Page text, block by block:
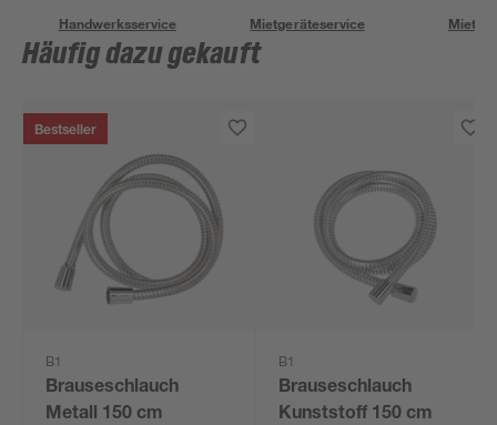
Handwerksservice Mietgeräteservice
Häufig dazu gekauft
Bestseller
B1
Brauseschlauch
Metall 150 cm
B1
Brauseschlauch
Kunststoff 150 cm